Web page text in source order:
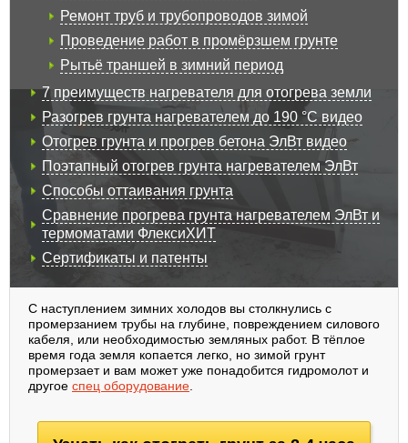
Ремонт труб и трубопроводов зимой
Проведение работ в промёрзшем грунте
Рытьё траншей в зимний период
7 преимуществ нагревателя для отогрева земли
Разогрев грунта нагревателем до 190 °C видео
Отогрев грунта и прогрев бетона ЭлВт видео
Поэтапный отогрев грунта нагревателем ЭлВт
Способы оттаивания грунта
Сравнение прогрева грунта нагревателем ЭлВт и
термоматами ФлексиХИТ
Сертификаты и патенты
С наступлением зимних холодов вы столкнулись с
промерзанием трубы на глубине, повреждением силового
кабеля, или необходимостью земляных работ. В тёплое
время года земля копается легко, но зимой грунт
промерзает и вам может уже понадобится гидромолот и
другое спец оборудование